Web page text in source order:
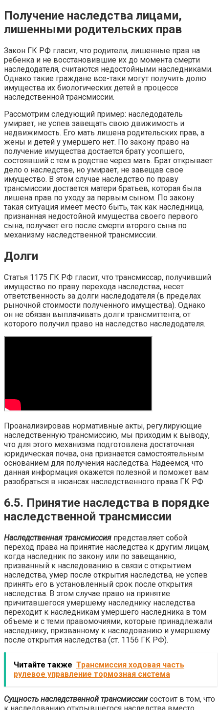
Получение наследства лицами,
лишенными родительских прав
Закон ГК РФ гласит, что родители, лишенные прав на
ребенка и не восстановившие их до момента смерти
наследодателя, считаются недостойными наследниками.
Однако такие граждане все-таки могут получить долю
имущества их биологических детей в процессе
наследственной трансмиссии.
Рассмотрим следующий пример: наследодатель
умирает, не успев завещать свою движимость и
недвижимость. Его мать лишена родительских прав, а
жены и детей у умершего нет. По закону право на
получение имущества достается брату усопшего,
состоявший с тем в родстве через мать. Брат открывает
дело о наследстве, но умирает, не завещав свое
имущество. В этом случае наследство по праву
трансмиссии достается матери братьев, которая была
лишена прав по уходу за первым сыном. По закону
такая ситуация имеет место быть, так как наследница,
признанная недостойной имущества своего первого
сына, получает его после смерти второго сына по
механизму наследственной трансмиссии.
Долги
Статья 1175 ГК РФ гласит, что трансмиссар, получивший
имущество по праву перехода наследства, несет
ответственность за долги наследодателя (в пределах
рыночной стоимости полученного имущества). Однако
он не обязан выплачивать долги трансмиттента, от
которого получил право на наследство наследодателя.
Проанализировав нормативные акты, регулирующие
наследственную трансмиссию, мы приходим к выводу,
что для этого механизма подготовлена достаточная
юридическая почва, она признается самостоятельным
основанием для получения наследства. Надеемся, что
данная информация окажется полезной и поможет вам
разобраться в нюансах наследственного права ГК РФ.
6.5. Принятие наследства в порядке
наследственной трансмиссии
Наследственная трансмиссия представляет собой
переход права на принятие наследства к другим лицам,
когда наследник по закону или по завещанию,
призванный к наследованию в связи с открытием
наследства, умер после открытия наследства, не успев
принять его в установленный срок после открытия
наследства. В этом случае право на принятие
причитавшегося умершему наследнику наследства
переходит к наследникам умершего наследника в том
объеме и с теми правомочиями, которые принадлежали
наследнику, призванному к наследованию и умершему
после открытия наследства (ст. 1156 ГК РФ).
Читайте также Трансмиссия ходовая часть
рулевое управление тормозная система
Сущность наследственной трансмиссии состоит в том, что
к наследованию открывшегося наследства вместо